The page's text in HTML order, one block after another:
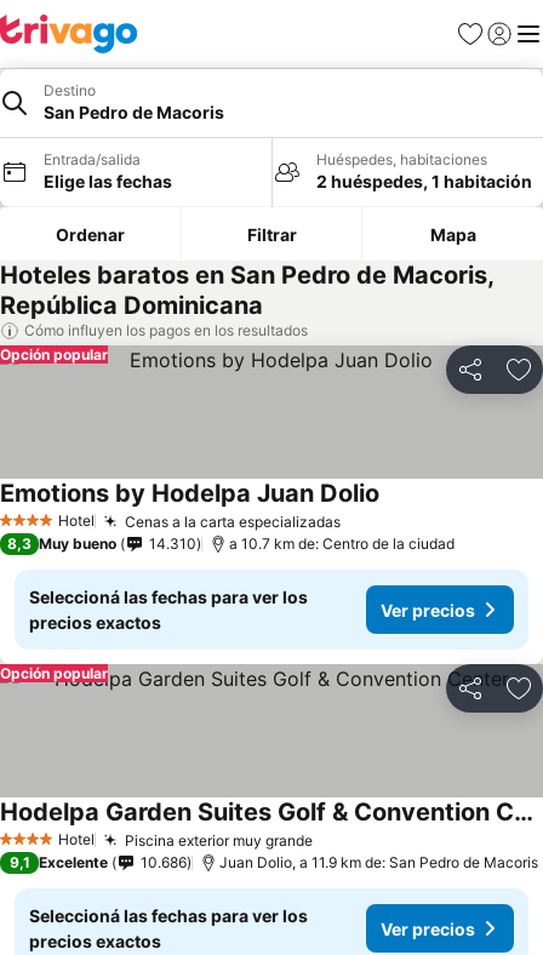
Favoritos
Iniciar
Destino
San Pedro de Macoris
Entrada/salida
Elige las fechas
Huéspedes, habitaciones
2 huéspedes, 1 habitación
Ordenar Filtrar Mapa
Hoteles baratos en San Pedro de Macoris,
República Dominicana
Cómo influyen los pagos en los resultados
Compartir
Opción popular
4 EstrellasHotel Cenas a la carta especializadas
Emotions by Hodelpa Juan Dolio
8,3 Muy bueno 14.310 a 10.7 km de: Centro de la ciudad
Seleccioná las fechas para ver los
precios exactos
Ver precios
Compartir
Opción popular
4 EstrellasHotel Piscina exterior muy grande
Hodelpa Garden Suites Golf & Convention Center
9,1 Excelente 10.686 Juan Dolio, a 11.9 km de: San Pedro de Macoris
Seleccioná las fechas para ver los
precios exactos
Ver precios